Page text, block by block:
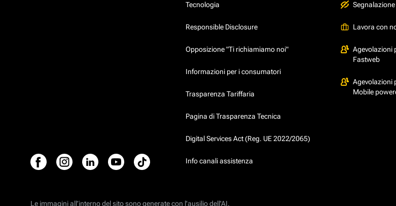
Tecnologia
Responsible Disclosure
Opposizione "Ti richiamiamo noi"
Informazioni per i consumatori
Trasparenza Tariffaria
Pagina di Trasparenza Tecnica
Digital Services Act (Reg. UE 2022/2065)
Info canali assistenza
Lavora con
Agevolazioni
Fastweb
Agevolazioni
Mobile
Le immagini all’interno del sito sono generate con l'ausilio dell'AI.